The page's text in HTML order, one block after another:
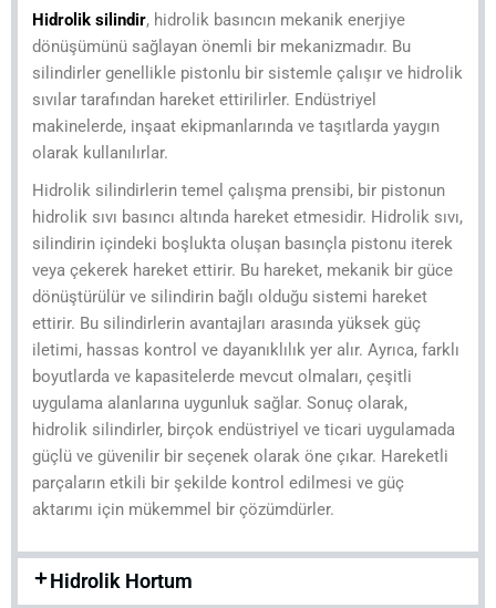
Hidrolik silindir, hidrolik basıncın mekanik enerjiye
dönüşümünü sağlayan önemli bir mekanizmadır. Bu
silindirler genellikle pistonlu bir sistemle çalışır ve hidrolik
sıvılar tarafından hareket ettirilirler. Endüstriyel
makinelerde, inşaat ekipmanlarında ve taşıtlarda yaygın
olarak kullanılırlar.
Hidrolik silindirlerin temel çalışma prensibi, bir pistonun
hidrolik sıvı basıncı altında hareket etmesidir. Hidrolik sıvı,
silindirin içindeki boşlukta oluşan basınçla pistonu iterek
veya çekerek hareket ettirir. Bu hareket, mekanik bir güce
dönüştürülür ve silindirin bağlı olduğu sistemi hareket
ettirir. Bu silindirlerin avantajları arasında yüksek güç
iletimi, hassas kontrol ve dayanıklılık yer alır. Ayrıca, farklı
boyutlarda ve kapasitelerde mevcut olmaları, çeşitli
uygulama alanlarına uygunluk sağlar. Sonuç olarak,
hidrolik silindirler, birçok endüstriyel ve ticari uygulamada
güçlü ve güvenilir bir seçenek olarak öne çıkar. Hareketli
parçaların etkili bir şekilde kontrol edilmesi ve güç
aktarımı için mükemmel bir çözümdürler.
Hidrolik Hortum